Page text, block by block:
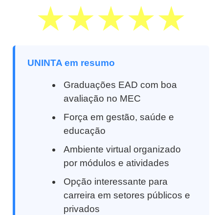
UNINTA em resumo
Graduações EAD com boa
avaliação no MEC
Força em gestão, saúde e
educação
Ambiente virtual organizado
por módulos e atividades
Opção interessante para
carreira em setores públicos e
privados